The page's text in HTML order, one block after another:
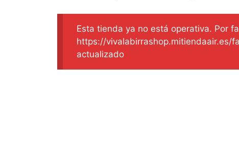
Esta tienda ya no está operativa. Por
https://vivalabirrashop.mitiendaair.es/
actualizado